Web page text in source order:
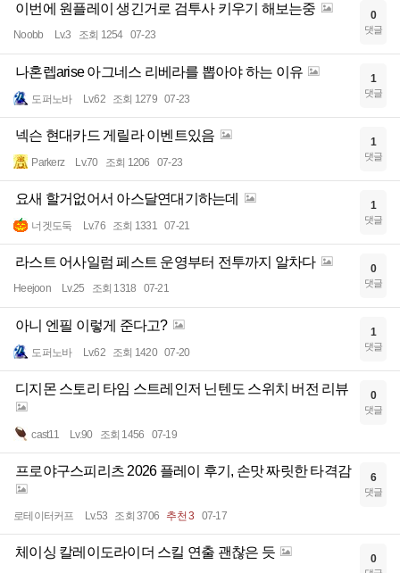
이번에 원플레이 생긴거로 검투사 키우기 해보는중
Noobb Lv.3 조회 1254 07-23
0
댓글
나혼렙arise 아그네스 리베라를 뽑아야 하는 이유
도퍼노바 Lv.62 조회 1279 07-23
1
댓글
넥슨 현대카드 게릴라 이벤트있음
Parkerz Lv.70 조회 1206 07-23
1
댓글
요새 할거없어서 아스달연대기하는데
너겟도둑 Lv.76 조회 1331 07-21
1
댓글
라스트 어사일럼 페스트 운영부터 전투까지 알차다
Heejoon Lv.25 조회 1318 07-21
0
댓글
아니 엔필 이렇게 준다고?
도퍼노바 Lv.62 조회 1420 07-20
1
댓글
디지몬 스토리 타임 스트레인저 닌텐도 스위치 버전 리뷰
cast11 Lv.90 조회 1456 07-19
0
댓글
프로야구스피리츠 2026 플레이 후기, 손맛 짜릿한 타격감
로테이터커프 Lv.53 조회 3706 추천 3 07-17
6
댓글
체이싱 칼레이도라이더 스킬 연출 괜찮은 듯 0